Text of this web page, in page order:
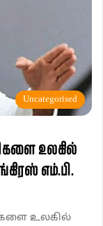
Uncategorised
உலகில்
எம்.பி.
உலகில்